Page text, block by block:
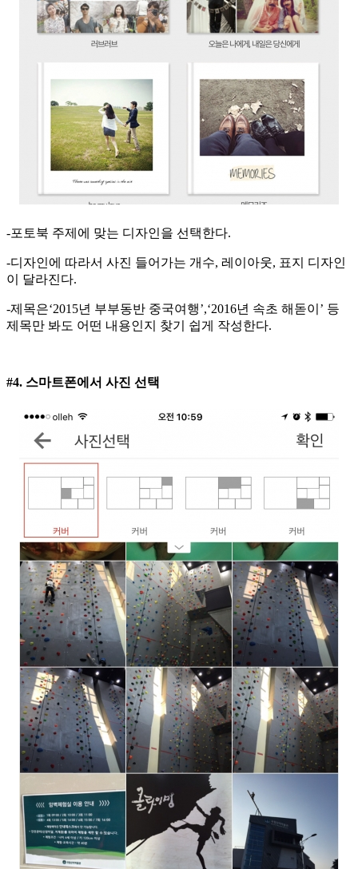
-포토북 주제에 맞는 디자인을 선택한다.
-디자인에 따라서 사진 들어가는 개수, 레이아웃, 표지 디자인
이 달라진다.
-제목은‘2015년 부부동반 중국여행’,‘2016년 속초 해돋이’ 등
제목만 봐도 어떤 내용인지 찾기 쉽게 작성한다.
#4. 스마트폰에서 사진 선택